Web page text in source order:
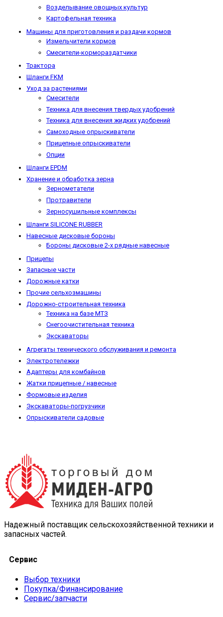
Возделывание овощных культур
Картофельная техника
Машины для приготовления и раздачи кормов
Измельчители кормов
Смесители-кормораздатчики
Трактора
Шланги FKM
Уход за растениями
Смесители
Техника для внесения твердых удобрений
Техника для внесения жидких удобрений
Самоходные опрыскиватели
Прицепные опрыскиватели
Опции
Шланги EPDM
Хранение и обработка зерна
Зернометатели
Протравители
Зерносушильные комплексы
Шланги SILICONE RUBBER
Навесные дисковые бороны
Бороны дисковые 2-х рядные навесные
Прицепы
Запасные части
Дорожные катки
Прочие сельхозмашины
Дорожно-строительная техника
Техника на базе МТЗ
Снегоочистительная техника
Экскаваторы
Агрегаты технического обслуживания и ремонта
Электротележки
Адаптеры для комбайнов
Жатки прицепные / навесные
Формовые изделия
Экскаваторы-погрузчики
Опрыскиватели садовые
Надежный поставщик сельскохозяйственной техники и
запасных частей.
Сервис
Выбор техники
Покупка/Финансирование
Сервис/запчасти